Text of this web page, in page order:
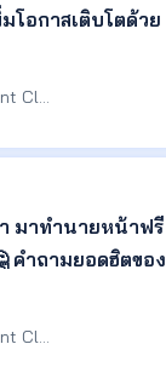
โอกาสเติบโตด้วย
มาทำนายหน้าฟรี
คำถามยอดฮิตของ